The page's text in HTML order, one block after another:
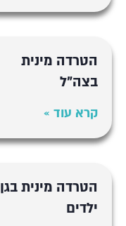
הטרדה מינית
בצה"ל
קרא עוד »
הטרדה מינית בגן
ילדים